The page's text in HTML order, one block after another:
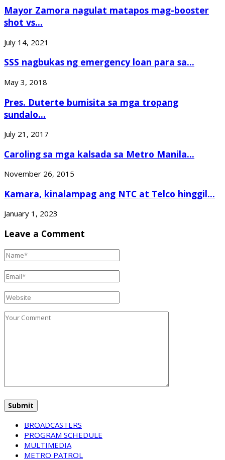
Mayor Zamora nagulat matapos mag-booster
shot vs...
July 14, 2021
SSS nagbukas ng emergency loan para sa...
May 3, 2018
Pres. Duterte bumisita sa mga tropang
sundalo...
July 21, 2017
Caroling sa mga kalsada sa Metro Manila...
November 26, 2015
Kamara, kinalampag ang NTC at Telco hinggil...
January 1, 2023
Leave a Comment
BROADCASTERS
PROGRAM SCHEDULE
MULTIMEDIA
METRO PATROL